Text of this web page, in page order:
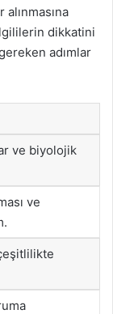
dikkatini
adımlar
ve biyolojik
ve